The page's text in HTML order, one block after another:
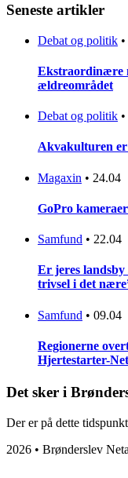
Seneste artikler
Debat og politik •
Ekstraordinære
ældreområdet
Debat og politik •
Akvakulturen er
Magaxin • 24.04
GoPro
Samfund • 22.04
Er jeres
trivsel i det
Samfund • 09.04
Regionerne
Hjertestarter-
Det sker i
Der er på dette
2026 • Brønderslev